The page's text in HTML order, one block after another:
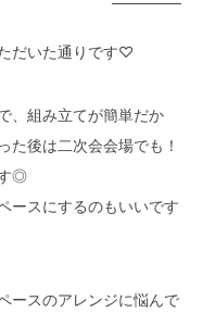
だいた通りです♡
、組み立てが簡単だか
た後は二次会会場でも！
◎
ースにするのもいいです
ースのアレンジに悩んで